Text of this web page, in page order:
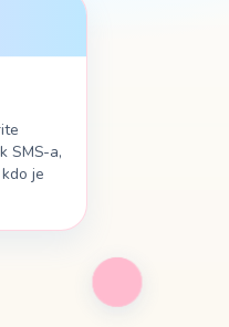
SMS-a,
je